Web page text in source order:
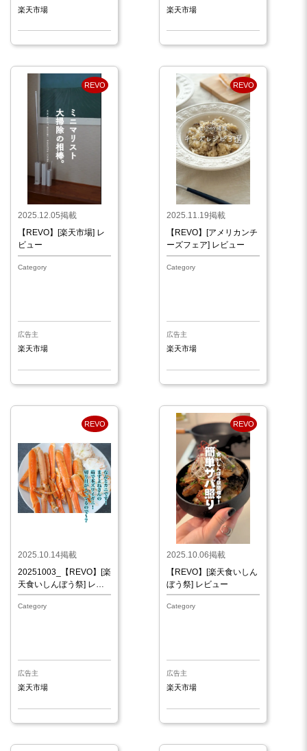
楽天市場 楽天市場
REVO
2025.12.05掲載
【REVO】[楽天市場] レ
ビュー
Category
広告主
楽天市場
REVO
2025.11.19掲載
【REVO】[アメリカンチ
ーズフェア] レビュー
Category
広告主
楽天市場
REVO
2025.10.14掲載
20251003_【REVO】[楽
天食いしんぼう祭] レビ
ュー
Category
広告主
楽天市場
REVO
2025.10.06掲載
【REVO】[楽天食いしん
ぼう祭] レビュー
Category
広告主
楽天市場